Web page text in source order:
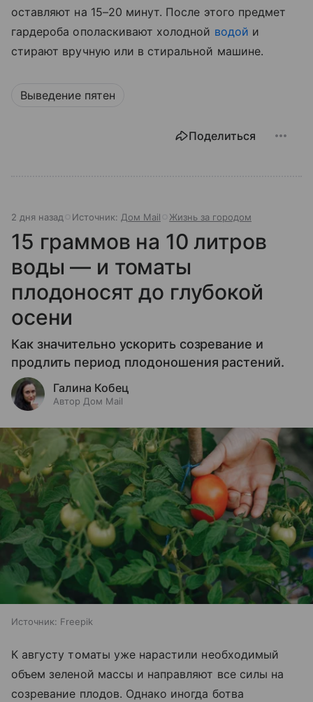
оставляют на 15–20 минут. После этого предмет
гардероба ополаскивают холодной водой и
стирают вручную или в стиральной машине.
Выведение пятен
Поделиться
2 дня назад Источник: Дом Mail Жизнь за городом
15 граммов на 10 литров
воды — и томаты
плодоносят до глубокой
осени
Как значительно ускорить созревание и
продлить период плодоношения растений.
Галина Кобец
Автор Дом Mail
Источник: Freepik
К августу томаты уже нарастили необходимый
объем зеленой массы и направляют все силы на
созревание плодов. Однако иногда ботва